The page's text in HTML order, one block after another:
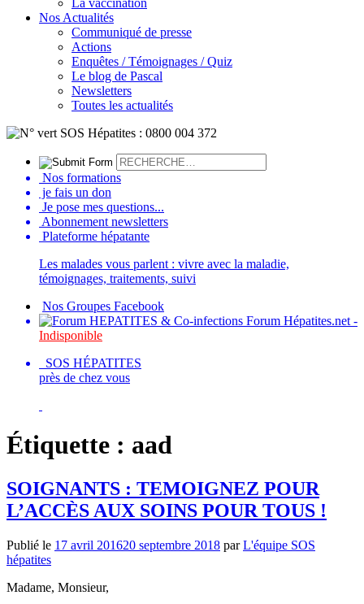
La vaccination
Nos Actualités
Communiqué de presse
Actions
Enquêtes / Témoignages / Quiz
Le blog de Pascal
Newsletters
Toutes les actualités
Nos formations
je fais un don
Je pose mes questions...
Abonnement newsletters
Plateforme hépatante
Les malades vous parlent : vivre avec la maladie,
témoignages, traitements, suivi
Nos Groupes Facebook
Forum Hépatites.net -
Indisponible
SOS HÉPATITES
près de chez vous
Étiquette : aad
SOIGNANTS : TEMOIGNEZ POUR
L’ACCÈS AUX SOINS POUR TOUS !
Publié le 17 avril 201620 septembre 2018 parL'équipe SOS
hépatites
Madame, Monsieur,